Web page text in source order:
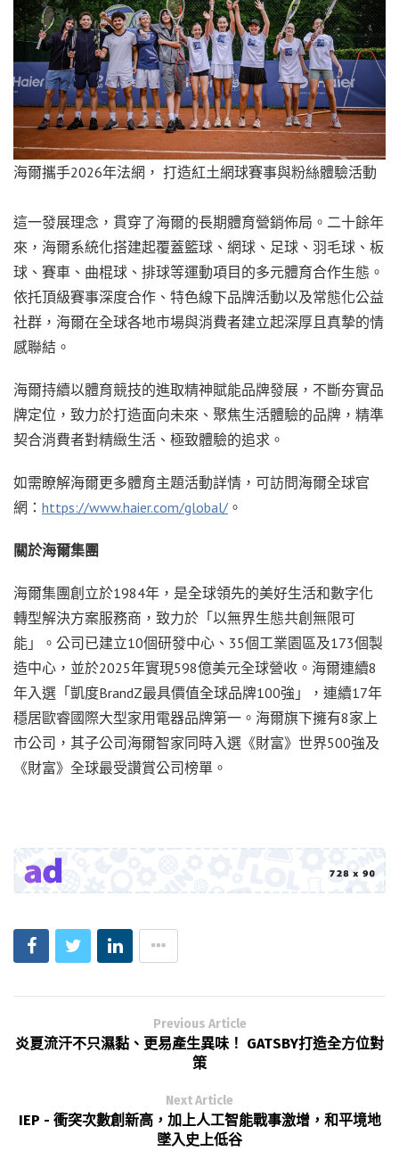
海爾攜手2026年法網， 打造紅土網球賽事與粉絲體驗活動
這一發展理念，貫穿了海爾的長期體育營銷佈局。二十餘年
來，海爾系統化搭建起覆蓋籃球、網球、足球、羽毛球、板
球、賽車、曲棍球、排球等運動項目的多元體育合作生態。
依托頂級賽事深度合作、特色線下品牌活動以及常態化公益
社群，海爾在全球各地市場與消費者建立起深厚且真摯的情
感聯結。
海爾持續以體育競技的進取精神賦能品牌發展，不斷夯實品
牌定位，致力於打造面向未來、聚焦生活體驗的品牌，精準
契合消費者對精緻生活、極致體驗的追求。
如需瞭解海爾更多體育主題活動詳情，可訪問海爾全球官
網： https://www.haier.com/global/ 。
關於海爾集團
海爾集團創立於1984年，是全球領先的美好生活和數字化
轉型解決方案服務商，致力於「以無界生態共創無限可
能」。公司已建立10個研發中心、35個工業園區及173個製
造中心，並於2025年實現598億美元全球營收。海爾連續8
年入選「凱度BrandZ最具價值全球品牌100強」，連續17年
穩居歐睿國際大型家用電器品牌第一。海爾旗下擁有8家上
市公司，其子公司海爾智家同時入選《財富》世界500強及
《財富》全球最受讚賞公司榜單。
Previous Article
炎夏流汗不只濕黏、更易產生異味！ GATSBY打造全方位對
策
Next Article
IEP - 衝突次數創新高，加上人工智能戰事激增，和平境地
墜入史上低谷